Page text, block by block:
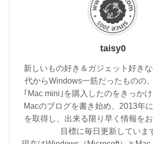
taisy0
新しいもの好き＆ガジェット好き
代からWindows一筋だったものの
｢Mac mini｣を購入したのをきっか
Macのブログを書き始め、2013年
を取得し、出来る限り早く情報を
目標に毎日更新していま